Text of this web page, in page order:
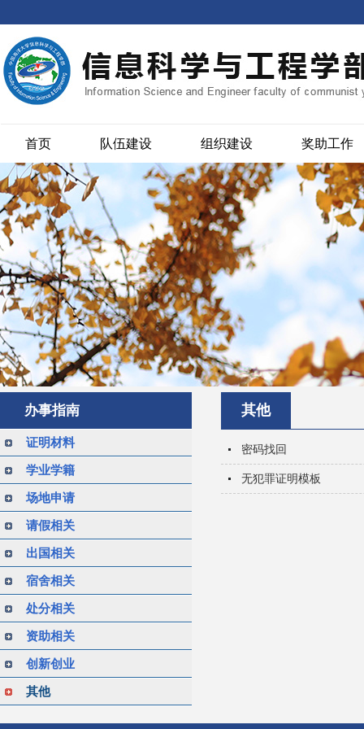
首页 队伍建设 组织建设 奖助工作
办事指南
证明材料
学业学籍
场地申请
请假相关
出国相关
宿舍相关
处分相关
资助相关
创新创业
其他
其他
密码找回
无犯罪证明模板